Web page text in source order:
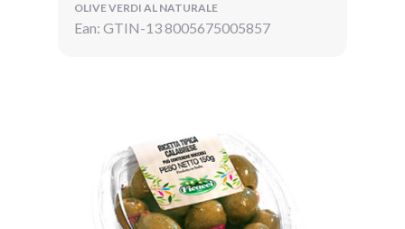
OLIVE VERDI AL NATURALE
Ean: GTIN-13 8005675005857